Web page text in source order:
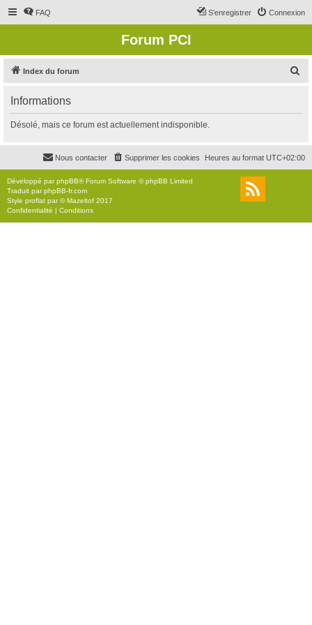
FAQ Connexion
S’enregistrer
Forum PCI
Index du forum
r
c
r
Informations
Désolé, mais ce forum est actuellement indisponible.
Heures au format UTC+02:00
Supprimer les cookies
Nous contacter
Développé parphpBB® Forum Software © phpBB Limited
Traduit parphpBB-fr.com
Style proflat par ©Mazeltof 2017
Confidentialité | Conditions